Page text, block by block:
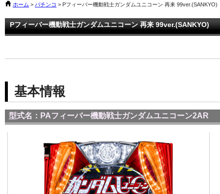
ホーム > パチンコ > Pフィーバー機動戦士ガンダムユニコーン 再来 99ver.(SANKYO)
Pフィーバー機動戦士ガンダムユニコーン 再来 99ver.(SANKYO)
基本情報
型式名：PAフィーバー機動戦士ガンダムユニコーン2AR